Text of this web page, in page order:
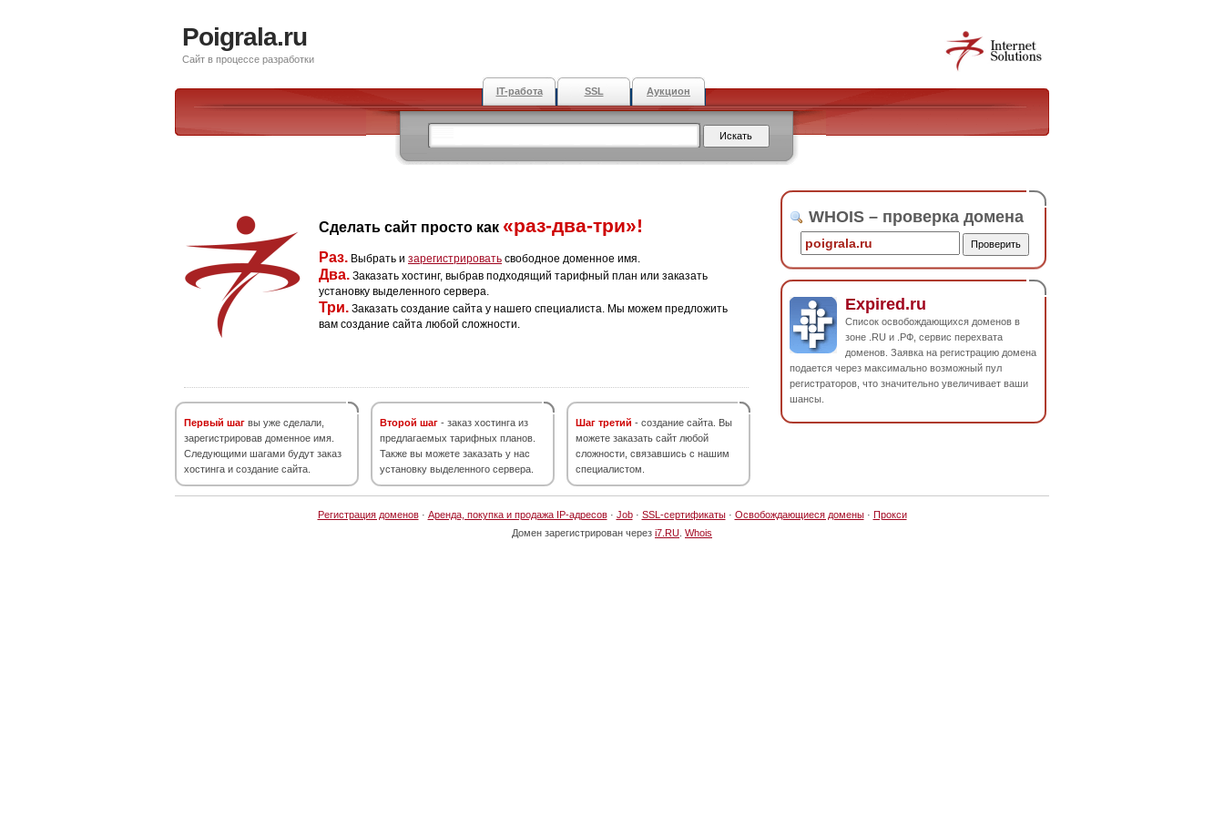
Poigrala.ru
Сайт в процессе разработки
IT-работа SSL Аукцион
Сделать сайт просто как «раз-два-три»!
Раз. Выбрать и зарегистрировать свободное доменное имя.
Два. Заказать хостинг, выбрав подходящий тарифный план или заказать
установку выделенного сервера.
Три. Заказать создание сайта у нашего специалиста. Мы можем предложить
вам создание сайта любой сложности.
Первый шаг вы уже сделали,
зарегистрировав доменное имя.
Следующими шагами будут заказ
хостинга и создание сайта.
Второй шаг - заказ хостинга из
предлагаемых тарифных планов.
Также вы можете заказать у нас
установку выделенного сервера.
Шаг третий - создание сайта. Вы
можете заказать сайт любой
сложности, связавшись с нашим
специалистом.
WHOIS – проверка домена
Expired.ru
Список освобождающихся доменов в
зоне .RU и .РФ, сервис перехвата
доменов. Заявка на регистрацию домена
подается через максимально возможный пул
регистраторов, что значительно увеличивает ваши
шансы.
Регистрация доменов· Аренда, покупка и продажа IP-адресов· Job· SSL-сертификаты· Освобождающиеся домены· Прокси
Домен зарегистрирован через i7.RU Whois